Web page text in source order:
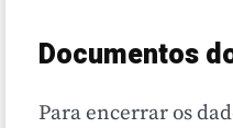
Documentos
Para encerrar os